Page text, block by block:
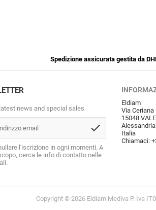
Spedizione assicurata gestita da
news and special sales
check
l'iscrizione in ogni momenti. A
cerca le info di contatto nelle
Eldiam
Via Ceriana
15048
Alessandria
Italia
Chiamaci:
Copyright © 2026 Eldiam Mediva P. Iva